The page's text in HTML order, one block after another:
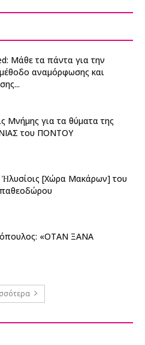
Μάθε τα πάντα για την
αναμόρφωσης και
Μνήμης για τα θύματα της
του ΠΟΝΤΟΥ
Ἠλυσίοις [Χώρα Μακάρων] του
«ΟΤΑΝ ΞΑΝΑ